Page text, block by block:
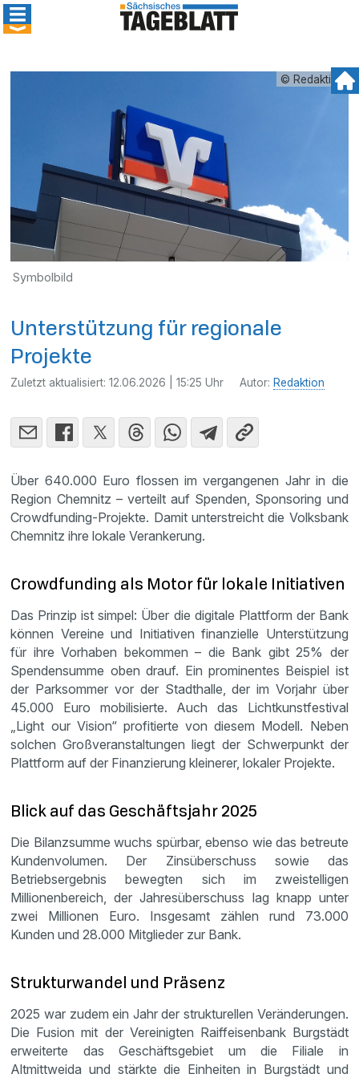
© Redaktion
Symbolbild
Unterstützung für regionale
Projekte
Zuletzt aktualisiert:12.06.2026 | 15:25 Uhr Autor: Redaktion
Über 640.000 Euro flossen im vergangenen Jahr in die
Region Chemnitz – verteilt auf Spenden, Sponsoring und
Crowdfunding-Projekte. Damit unterstreicht die Volksbank
Chemnitz ihre lokale Verankerung.
Crowdfunding als Motor für lokale Initiativen
Das Prinzip ist simpel: Über die digitale Plattform der Bank
können Vereine und Initiativen finanzielle Unterstützung
für ihre Vorhaben bekommen – die Bank gibt 25% der
Spendensumme oben drauf. Ein prominentes Beispiel ist
der Parksommer vor der Stadthalle, der im Vorjahr über
45.000 Euro mobilisierte. Auch das Lichtkunstfestival
„Light our Vision“ profitierte von diesem Modell. Neben
solchen Großveranstaltungen liegt der Schwerpunkt der
Plattform auf der Finanzierung kleinerer, lokaler Projekte.
Blick auf das Geschäftsjahr 2025
Die Bilanzsumme wuchs spürbar, ebenso wie das betreute
Kundenvolumen. Der Zinsüberschuss sowie das
Betriebsergebnis bewegten sich im zweistelligen
Millionenbereich, der Jahresüberschuss lag knapp unter
zwei Millionen Euro. Insgesamt zählen rund 73.000
Kunden und 28.000 Mitglieder zur Bank.
Strukturwandel und Präsenz
2025 war zudem ein Jahr der strukturellen Veränderungen.
Die Fusion mit der Vereinigten Raiffeisenbank Burgstädt
erweiterte das Geschäftsgebiet um die Filiale in
Altmittweida und stärkte die Einheiten in Burgstädt und